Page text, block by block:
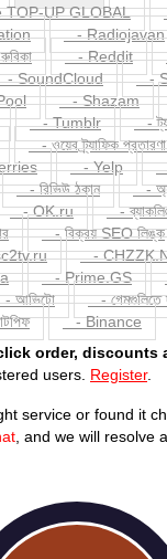
- Radiojavan
- Reddit
SoundCloud -
- Shazam
- Tumblr -
- ওয়েব ট্র্যাফিক প্রতারণা
- Yelp -
- রিভিউ ঠকান
-
- OK.ru -
- বিক্রয় SEO লিঙ্ক
-
- Prime.GS
আভিটো - গেমগুলিতে
- Binance
order, discounts
users.Register.
, and we will resolve